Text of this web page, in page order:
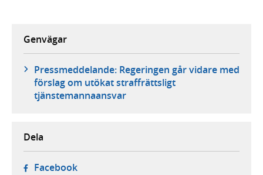
Genvägar
Pressmeddelande: Regeringen går vidare med
förslag om utökat straffrättsligt
tjänstemannaansvar
Dela
Facebook- öppnas i ny flik, extern webbplats,